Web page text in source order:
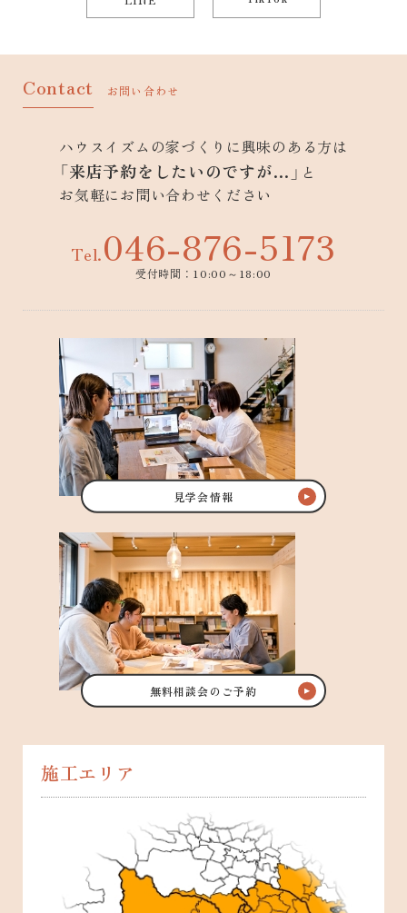
Contact お問い合わせ
ハウスイズムの家づくりに興味のある方は
「来店予約をしたいのですが…」 と
お気軽にお問い合わせください
Tel.046-876-5173
受付時間：10:00～18:00
見学会情報
無料相談会のご予約
施工エリア